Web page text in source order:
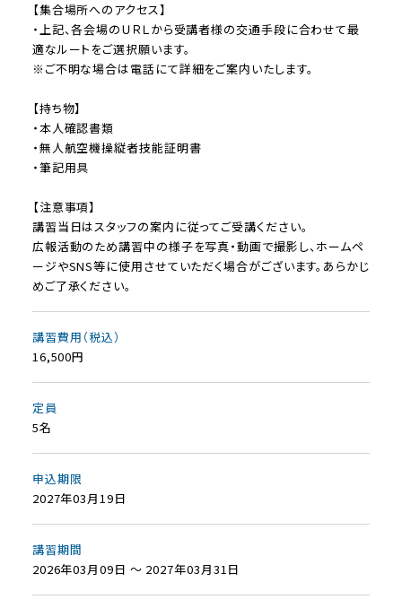
【集合場所へのアクセス】
・上記、各会場のＵＲＬから受講者様の交通手段に合わせて最
適なルートをご選択願います。
※ご不明な場合は電話にて詳細をご案内いたします。
【持ち物】
・本人確認書類
・無人航空機操縦者技能証明書
・筆記用具
【注意事項】
講習当日はスタッフの案内に従ってご受講ください。
広報活動のため講習中の様子を写真・動画で撮影し、ホームペ
ージやSNS等に使用させていただく場合がございます。あらかじ
めご了承ください。
講習費用（税込）
16,500円
定員
5名
申込期限
2027年03月19日
講習期間
2026年03月09日 ～ 2027年03月31日